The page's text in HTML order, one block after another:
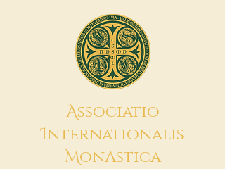
Associatio
Internationalis
MonAstica